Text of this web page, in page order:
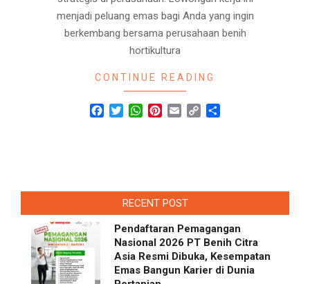
menjadi peluang emas bagi Anda yang ingin
berkembang bersama perusahaan benih
hortikultura
CONTINUE READING
Facebook
TwitterWhatsApp
Pinterest
Email Copy
RECENT POST
Pendaftaran Pemagangan
Nasional 2026 PT Benih Citra
Asia Resmi Dibuka, Kesempatan
Emas Bangun Karier di Dunia